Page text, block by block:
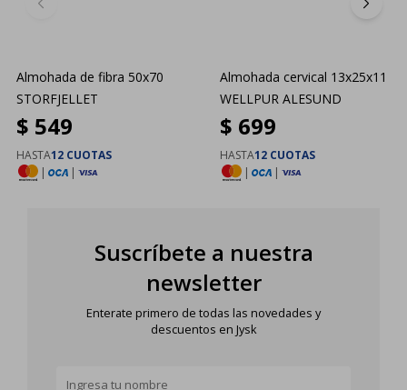
Almohada de fibra 50x70
STORFJELLET
$ 549
HASTA12 CUOTAS
|
|
Almohada cervical 13x25x11
WELLPUR ALESUND
$ 699
HASTA12 CUOTAS
|
|
Suscríbete a nuestra
newsletter
Enterate primero de todas las novedades y
descuentos en Jysk